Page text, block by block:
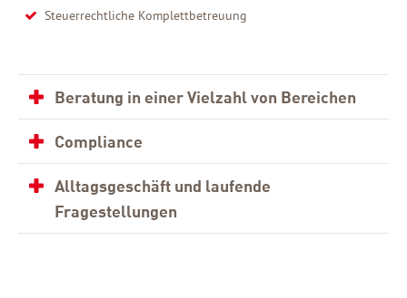
Steuerrechtliche Komplettbetreuung
Beratung in einer Vielzahl von Bereichen
Compliance
Alltagsgeschäft und laufende
Fragestellungen